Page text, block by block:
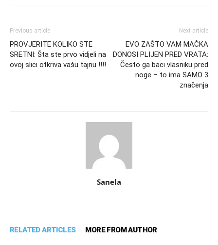
Previous article
PROVJERITE KOLIKO STE
SRETNI: Šta ste prvo vidjeli na
ovoj slici otkriva vašu tajnu !!!!
Next article
EVO ZAŠTO VAM MAČKA
DONOSI PLIJEN PRED VRATA:
Često ga baci vlasniku pred
noge – to ima SAMO 3
značenja
Sanela
RELATED ARTICLES MORE FROM AUTHOR